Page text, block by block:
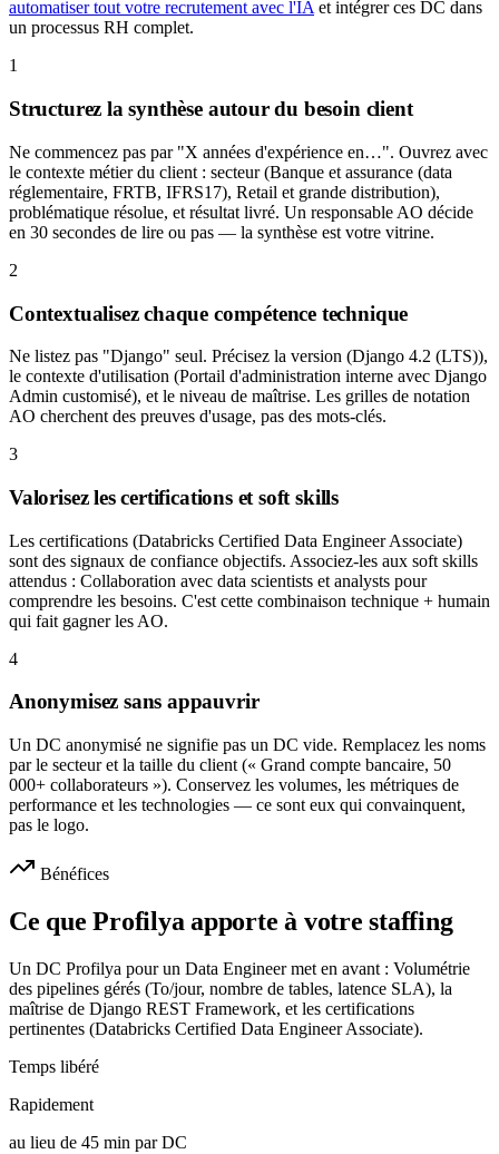
automatiser tout votre recrutement avec l'IA et intégrer ces DC dans
un processus RH complet.
1
Structurez la synthèse autour du besoin client
Ne commencez pas par "X années d'expérience en…". Ouvrez avec
le contexte métier du client : secteur (Banque et assurance (data
réglementaire, FRTB, IFRS17), Retail et grande distribution),
problématique résolue, et résultat livré. Un responsable AO décide
en 30 secondes de lire ou pas — la synthèse est votre vitrine.
2
Contextualisez chaque compétence technique
Ne listez pas "Django" seul. Précisez la version (Django 4.2 (LTS)),
le contexte d'utilisation (Portail d'administration interne avec Django
Admin customisé), et le niveau de maîtrise. Les grilles de notation
AO cherchent des preuves d'usage, pas des mots-clés.
3
Valorisez les certifications et soft skills
Les certifications (Databricks Certified Data Engineer Associate)
sont des signaux de confiance objectifs. Associez-les aux soft skills
attendus : Collaboration avec data scientists et analysts pour
comprendre les besoins. C'est cette combinaison technique + humain
qui fait gagner les AO.
4
Anonymisez sans appauvrir
Un DC anonymisé ne signifie pas un DC vide. Remplacez les noms
par le secteur et la taille du client (« Grand compte bancaire, 50
000+ collaborateurs »). Conservez les volumes, les métriques de
performance et les technologies — ce sont eux qui convainquent,
pas le logo.
Bénéfices
Ce que Profilya apporte à votre staffing
Un DC Profilya pour un Data Engineer met en avant : Volumétrie
des pipelines gérés (To/jour, nombre de tables, latence SLA), la
maîtrise de Django REST Framework, et les certifications
pertinentes (Databricks Certified Data Engineer Associate).
Temps libéré
Rapidement
au lieu de 45 min par DC